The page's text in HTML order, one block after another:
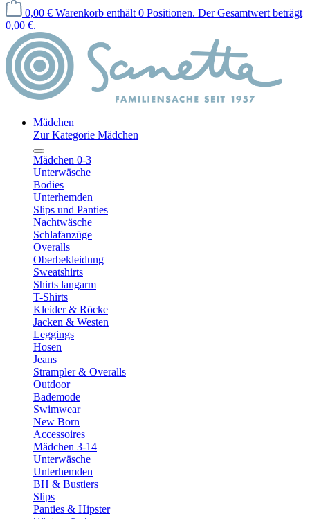
0,00 € Warenkorb enthält 0 Positionen. Der Gesamtwert beträgt
0,00 €.
Mädchen
Zur Kategorie Mädchen
Mädchen 0-3
Unterwäsche
Bodies
Unterhemden
Slips und Panties
Nachtwäsche
Schlafanzüge
Overalls
Oberbekleidung
Sweatshirts
Shirts langarm
T-Shirts
Kleider & Röcke
Jacken & Westen
Leggings
Hosen
Jeans
Strampler & Overalls
Outdoor
Bademode
Swimwear
New Born
Accessoires
Mädchen 3-14
Unterwäsche
Unterhemden
BH & Bustiers
Slips
Panties & Hipster